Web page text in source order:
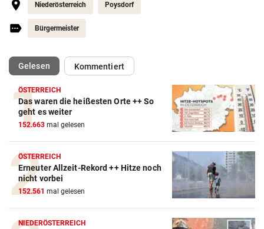
Niederösterreich Poysdorf
Bürgermeister
Gelesen(ausgewählt)Kommentiert
ÖSTERREICH
Das waren die heißesten Orte ++ So
geht es weiter
152.663 mal gelesen
ÖSTERREICH
Erneuter Allzeit-Rekord ++ Hitze noch
nicht vorbei
152.561 mal gelesen
NIEDERÖSTERREICH